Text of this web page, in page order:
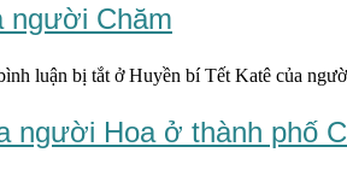
người Chăm
luận bị tắt ở Huyền bí Tết Katê của
người Hoa ở thành phố